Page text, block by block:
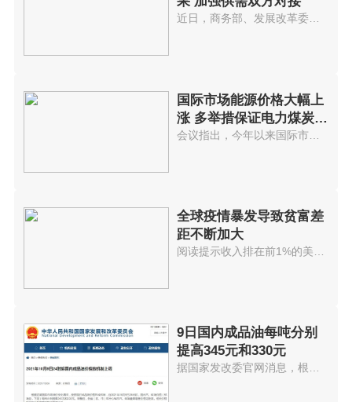
近日，商务部、发展改革委、人力...
国际市场能源价格大幅上
涨 多举措保证电力煤炭等
供应
全球疫情暴发导致贫富差
距不断加大
9日国内成品油每吨分别
提高345元和330元